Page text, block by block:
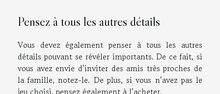
Pensez à tous les autres détails
Vous devez également penser à tous les autres
détails pouvant se révéler importants. De ce fait, si
vous avez envie d’inviter des amis très proches de
la famille, notez-le. De plus, si vous n’avez pas le
jeu choisi, pensez également à l’acheter.